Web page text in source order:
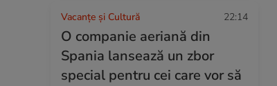
Vacanțe și Cultură 22:14
O companie aeriană din
Spania lansează un zbor
special pentru cei care vor să